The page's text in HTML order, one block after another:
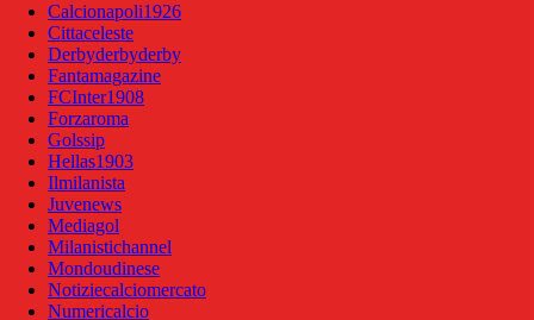
Calcionapoli1926
Cittaceleste
Derbyderbyderby
Fantamagazine
FCInter1908
Forzaroma
Golssip
Hellas1903
Ilmilanista
Juvenews
Mediagol
Milanistichannel
Mondoudinese
Notiziecalciomercato
Numericalcio